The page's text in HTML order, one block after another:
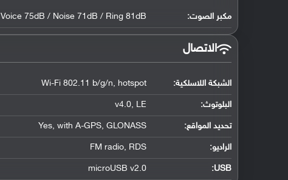
مكبر الصوت: Voice 75dB / Noise 71dB / Ring 81dB
الاتصال
الشبكة اللاسلكية: Wi-Fi 802.11 b/g/n, hotspot
البلوتوث:
v4.0, LE
تحديد المواقع:
Yes, with A-GPS, GLONASS
الراديو: FM radio, RDS
USB
:
microUSB v2.0